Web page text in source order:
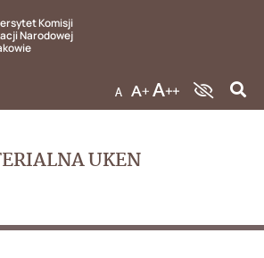
Komisji
Narodowej
UKEN